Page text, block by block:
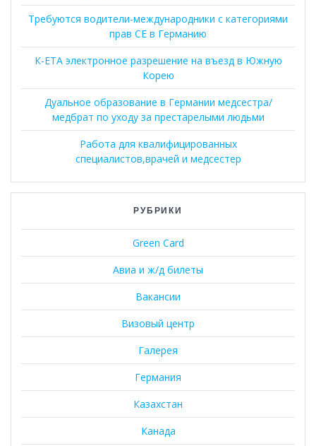
Требуются водители-международники с категориями
прав CE в Германию
К-ЕТА электронное разрешение на въезд в Южную
Корею
Дуальное образование в Германии медсестра/
медбрат по уходу за престарелыми людьми
Работа для квалифицированных
специалистов,врачей и медсестер
РУБРИКИ
Green Card
Авиа и ж/д билеты
Вакансии
Визовый центр
Галерея
Германия
Казахстан
Канада